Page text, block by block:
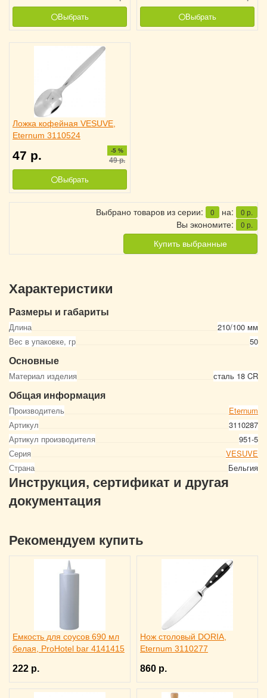
Выбрать Выбрать
Ложка кофейная VESUVE,
Eternum 3110524
47 р. -5 %
49р.
Выбрать
Выбрано товаров из серии: 0 на: 0 р.
Вы экономите: 0 р.
Купить выбранные
Характеристики
Размеры и габариты
Длина
210/100 мм
Вес в упаковке, гр
50
Основные
Материал изделия сталь 18 CR
Общая информация
Производитель
Eternum
Артикул
3110287
Артикул производителя
951-5
Серия
VESUVE
Страна
Бельгия
Инструкция, сертификат и другая
документация
Рекомендуем купить
Емкость для соусов 690 мл
белая, ProHotel bar 4141415
222 р.
Нож столовый DORIA,
Eternum 3110277
860 р.